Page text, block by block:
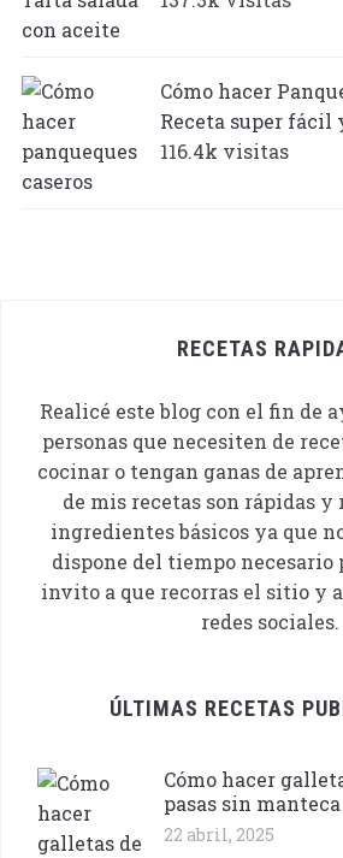
Cómo hacer
Receta super fácil
116.4k visitas
RECETAS
Realicé este blog con el fin de
personas que necesiten de
cocinar o tengan ganas de
de mis recetas son rápidas y
ingredientes básicos ya que
dispone del tiempo necesario
invito a que recorras el sitio y
redes sociales.
ÚLTIMAS RECETAS
Cómo hacer
pasas sin
22 abril, 2025